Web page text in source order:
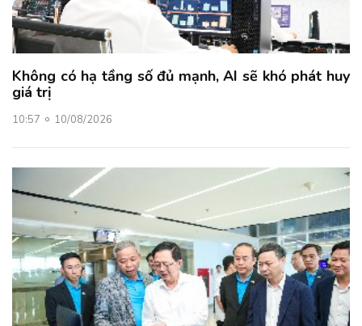
Không có hạ tầng số đủ mạnh, AI sẽ khó phát huy
giá trị
10:57 10/08/2026